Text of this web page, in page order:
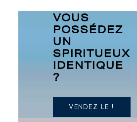
VOUS
POSSÉDEZ
UN
SPIRITUEUX
IDENTIQUE
?
VENDEZ LE !